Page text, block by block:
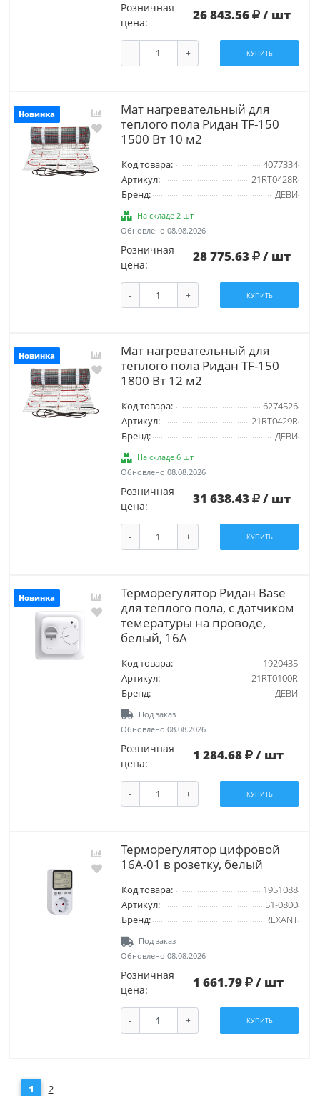
Розничная
цена:
26 843.56 / шт
- + КУПИТЬ
Новинка
Мат нагревательный для
теплого пола Ридан TF-150
1500 Вт 10 м2
Код товара:
4077334
Артикул:
21RT0428R
Бренд:
ДЕВИ
На складе 2 шт
Обновлено 08.08.2026
Розничная
цена:
28 775.63 / шт
- + КУПИТЬ
Новинка
Мат нагревательный для
теплого пола Ридан TF-150
1800 Вт 12 м2
Код товара:
6274526
Артикул:
21RT0429R
Бренд:
ДЕВИ
На складе 6 шт
Обновлено 08.08.2026
Розничная
цена:
31 638.43 / шт
- + КУПИТЬ
Новинка
Терморегулятор Ридан Base
для теплого пола, с датчиком
темературы на проводе,
белый, 16А
Код товара:
1920435
Артикул:
21RT0100R
Бренд:
ДЕВИ
Под заказ
Обновлено 08.08.2026
Розничная
цена:
1 284.68 / шт
- + КУПИТЬ
Терморегулятор цифровой
16А-01 в розетку, белый
Код товара:
1951088
Артикул:
51-0800
Бренд:
REXANT
Под заказ
Обновлено 08.08.2026
Розничная
цена:
1 661.79 / шт
- + КУПИТЬ
1 2